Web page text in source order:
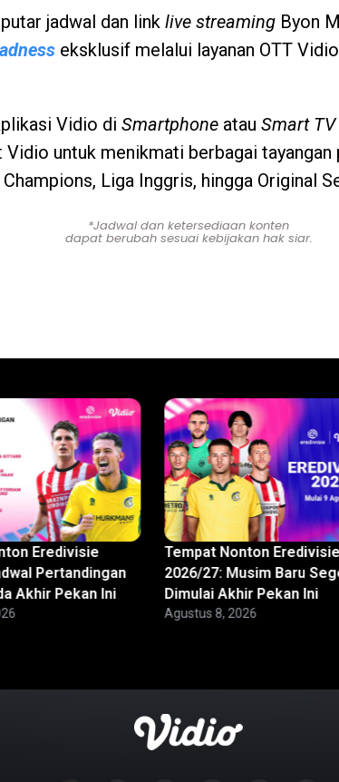
jadwal dan link live streaming Byon
eksklusif melalui layanan OTT
Vidio di Smartphone atau Smart TV
Vidio untuk menikmati berbagai
Liga Inggris, hingga Original
*Jadwal dan ketersediaan konten
dapat berubah sesuai kebijakan hak siar.
Eredivisie
Pertandingan
Akhir Pekan Ini
Tempat Nonton Eredivisie
2026/27: Musim Baru
Dimulai Akhir Pekan Ini
Agustus 8, 2026